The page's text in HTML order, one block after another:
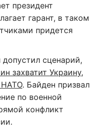
президент
гарант, в таком
придется
сценарий,
захватит Украину,
НАТО. Байден призвал
по военной
конфликт